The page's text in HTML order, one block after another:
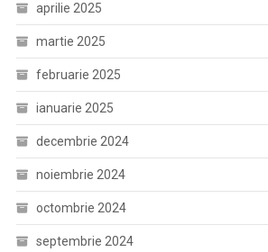
aprilie 2025
martie 2025
februarie 2025
ianuarie 2025
decembrie 2024
noiembrie 2024
octombrie 2024
septembrie 2024